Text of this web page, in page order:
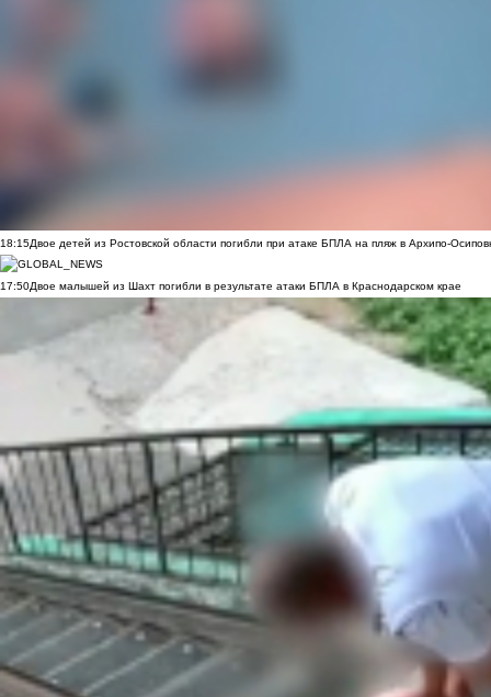
18:15Двое детей из Ростовской области погибли при атаке БПЛА на пляж в Архипо-
17:50Двое малышей из Шахт погибли в результате атаки БПЛА в Краснодарском крае